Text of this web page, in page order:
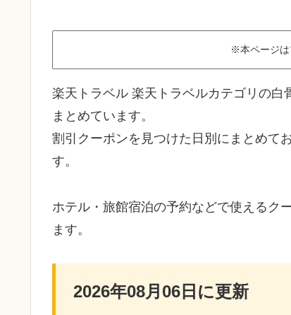
※本ページは
楽天トラベル 楽天トラベルカテゴリの
まとめています。
割引クーポンを見つけた日別にまとめて
す。
ホテル・旅館宿泊の予約などで使えるク
ます。
2026年08月06日に更新